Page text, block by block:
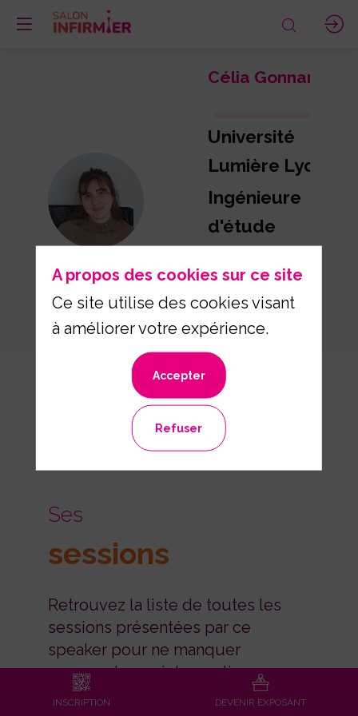
CG
Célia Gonnard
Université
Lumière Lyon 2
Ingénieure
d'étude
enseignements
Lyon 2
Ses
sessions
Retrouvez la liste de toutes les
sessions présentées par ce
speaker pour ne manquer
aucune de ses interventions.
INSCRIPTION DEVENIR EXPOSANT
A propos des cookies sur ce site
Ce site utilise des cookies visant
à améliorer votre expérience.
Accepter
Refuser